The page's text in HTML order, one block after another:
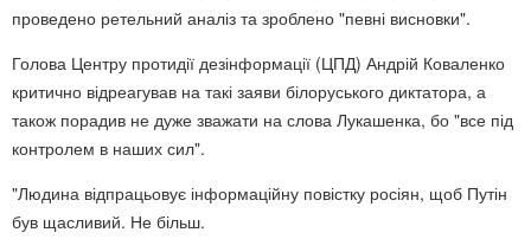
проведено ретельний аналіз та зроблено "певні висновки".
Голова Центру протидії дезінформації (ЦПД) Андрій Коваленко
критично відреагував на такі заяви білоруського диктатора, а
також порадив не дуже зважати на слова Лукашенка, бо "все під
контролем в наших сил".
"Людина відпрацьовує інформаційну повістку росіян, щоб Путін
був щасливий. Не більш.